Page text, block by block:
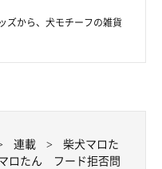
ズから、犬モチーフの雑貨
連載
柴犬マロた
ロたん フード拒否問